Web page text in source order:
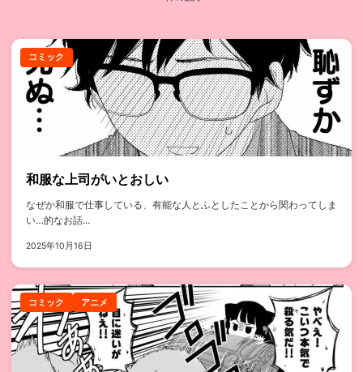
コミック
和服な上司がいとおしい
なぜか和服で仕事している、有能な人とふとしたことから関わってしま
い…的なお話...
2025年10月16日
コミック アニメ